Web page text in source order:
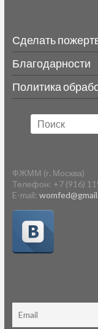
Сделать
Благодарности
Политика
ФЖММ (г. Москва)
Телефон: +7 (916)
E-mail: